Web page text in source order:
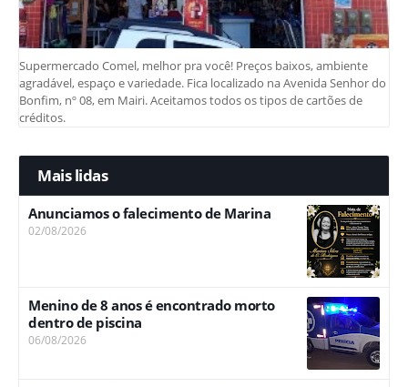
Supermercado Comel, melhor pra você! Preços baixos, ambiente
agradável, espaço e variedade. Fica localizado na Avenida Senhor do
Bonfim, nº 08, em Mairi. Aceitamos todos os tipos de cartões de
créditos.
Mais lidas
Anunciamos o falecimento de Marina
02/08/2026
Menino de 8 anos é encontrado morto
dentro de piscina
06/08/2026